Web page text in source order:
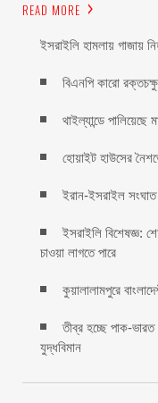
READ MORE
ইসরাইলি হামলায় গাজায়
বিএনপি কারো
থাইল্যান্ডে
হোয়াইট হাউসের
ইরান-ইসরাইল
ইসরাইলি বিশেষজ্ঞ:
চাওয়া লাগতে পারে
কুয়ালালামপুরে
তীব্র হচ্ছে পাক-
যুদ্ধবিমান